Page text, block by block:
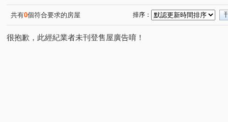
共有0個符合要求的房屋 排序：
很抱歉，此經紀業者未刊登售屋廣告唷！